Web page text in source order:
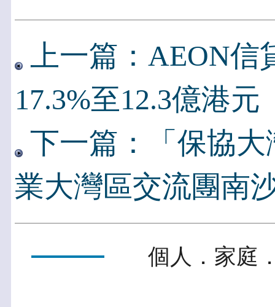
上一篇：AEON信
17.3%至12.3億港元
下一篇：「保協
業大灣區交流團南
個人．家庭